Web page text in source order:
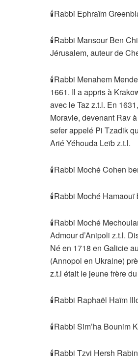
🕯Rabbi Ephraïm
🕯Rabbi Mansour Ben
Jérusalem, auteur de
🕯Rabbi Menahem
1661. Il a appris à
avec le Taz z.t.l. En
Moravie, devenant Rav
sefer appelé Pi Tzadik
Arié Yéhouda Leïb z.t.l.
🕯Rabbi Moché Cohen
🕯Rabbi Moché Hamaouï
🕯Rabbi Moché
Admour d’Anipoli z.t.l.
Né en 1718 en Galicie
(Annopol en Ukraine)
z.t.l était le jeune frère
🕯Rabbi Raphaël Haïm
🕯Rabbi Sim’ha Bounim
🕯Rabbi Tzvi Hersh